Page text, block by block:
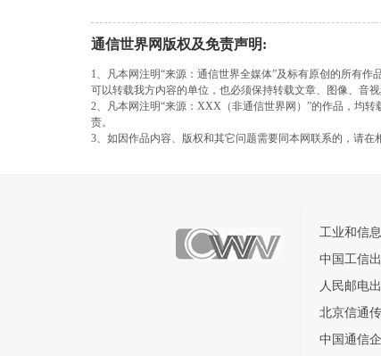
通信世界网版权及免责声明:
1、凡本网注明“来源：通信世界全媒体”及标有原创的所有
可以转载我方内容的单位，也必须保持转载文章、图像、音
2、凡本网注明“来源：XXX（非通信世界网）”的作品，均
责。
3、如因作品内容、版权和其它问题需要同本网联系的，请在
工业和信
中国工信
人民邮电
北京信通
中国通信